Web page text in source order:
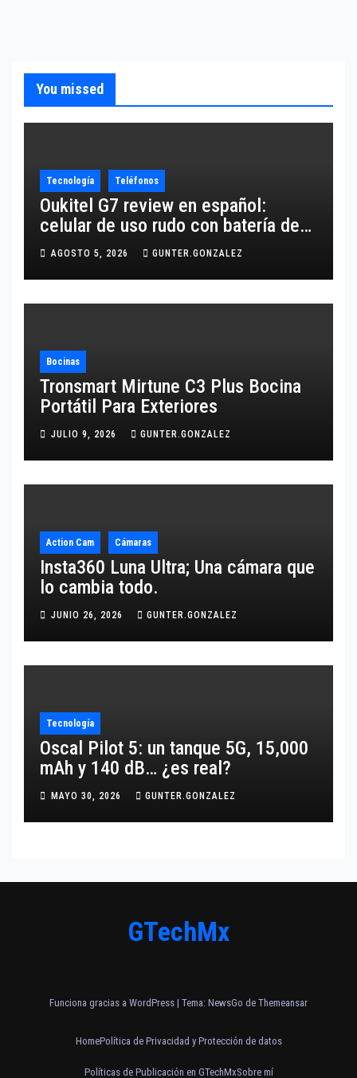
You missed
Tecnología Teléfonos
Oukitel G7 review en español:
celular de uso rudo con batería de
10,600 mAh
AGOSTO 5, 2026 GUNTER.GONZALEZ
Bocinas
Tronsmart Mirtune C3 Plus Bocina
Portátil Para Exteriores
JULIO 9, 2026 GUNTER.GONZALEZ
Action Cam Cámaras
Insta360 Luna Ultra; Una cámara que
lo cambia todo.
JUNIO 26, 2026 GUNTER.GONZALEZ
Tecnología
Oscal Pilot 5: un tanque 5G, 15,000
mAh y 140 dB… ¿es real?
MAYO 30, 2026 GUNTER.GONZALEZ
GTechMx
Funciona gracias a WordPress | Tema: NewsGo de Themeansar
HomePolítica de Privacidad y Protección de datos
Políticas de Publicación en GTechMxSobre mí